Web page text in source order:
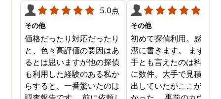
5.0点
その他
価格だったり対応だったり
と、色々高評価の要因はあ
るとは思いますが他の探偵
も利用した経験のある私か
らすると、一番驚いたのは
その他
初めて探偵利用。感想を
潔に書きます。 まず、
手とも言えたのは料金。
に数件、大手で見積もり
出していたがここが一番